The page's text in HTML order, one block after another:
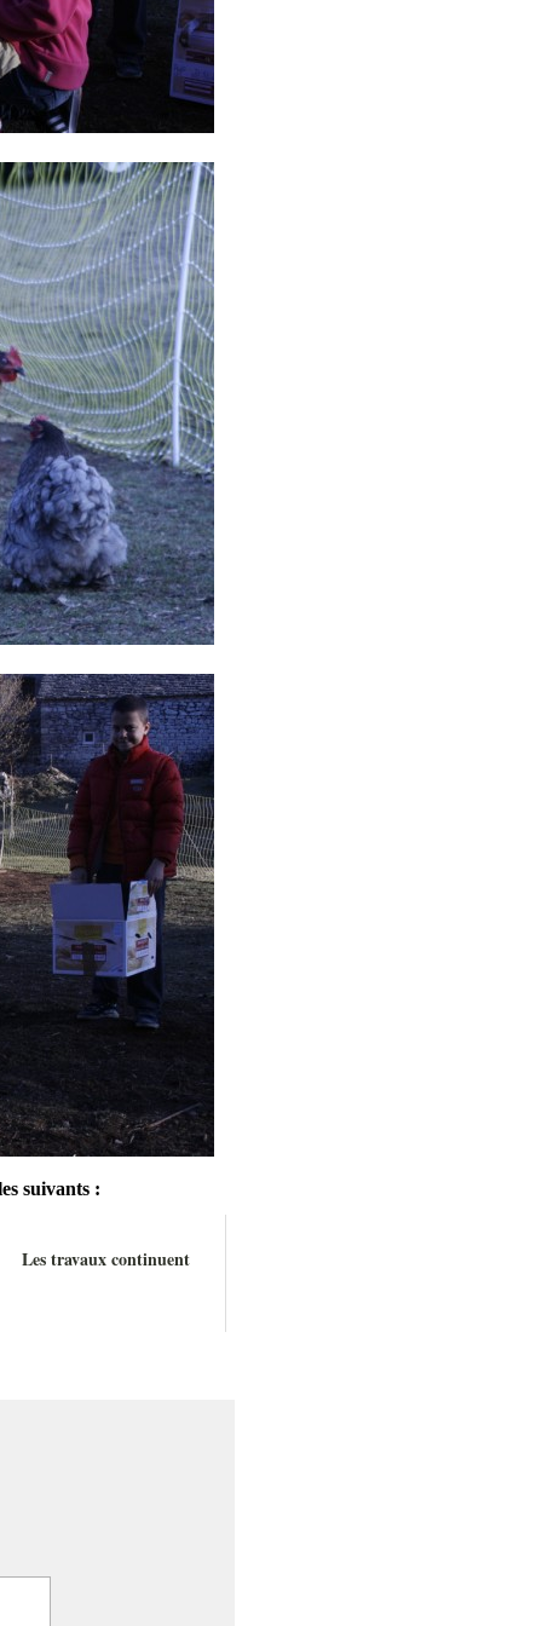
suivants :
Les travaux continuent